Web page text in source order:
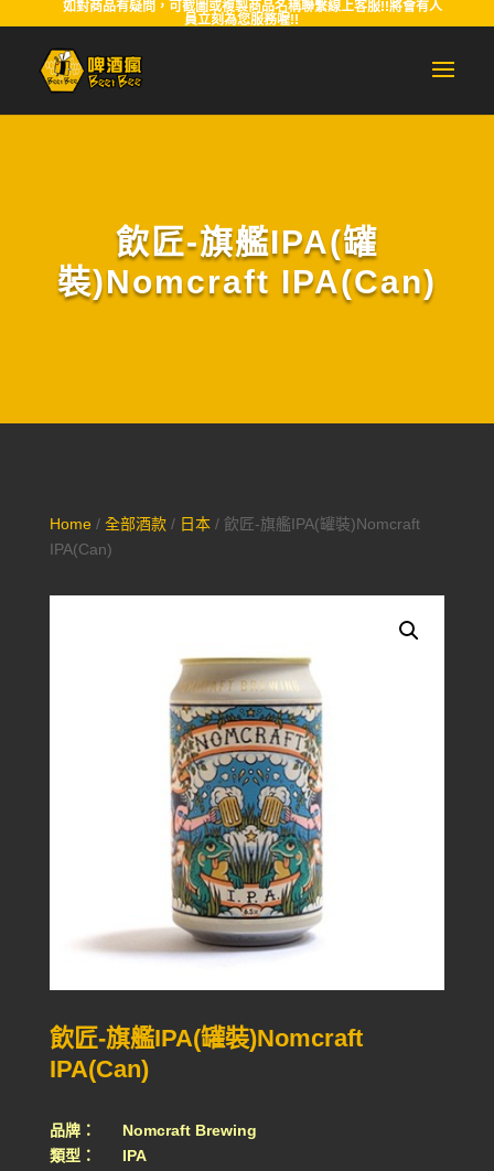
如對商品有疑問，可截圖或複製商品名稱聯繫線上客服!!將會有人
員立刻為您服務喔!!
飲匠-旗艦IPA(罐
裝)Nomcraft IPA(Can)
Home/ 全部酒款/ 日本/ 飲匠-旗艦IPA(罐裝)Nomcraft
IPA(Can)
飲匠-旗艦IPA(罐裝)Nomcraft
IPA(Can)
品牌： Nomcraft Brewing
類型： IPA